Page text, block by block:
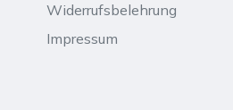
Widerrufsbelehrung
Impressum